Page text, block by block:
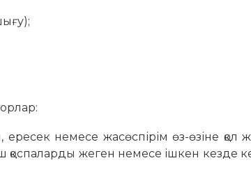
немесе жасөспірім өз-өзіне қол
қоспаларды жеген немесе ішкен кезде